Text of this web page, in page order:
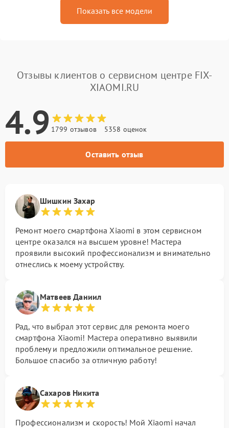
Показать все модели
Отзывы клиентов о сервисном центре FIX-
XIAOMI.RU
4.9 1799 отзывов 5358 оценок
Оставить отзыв
Шишкин Захар
Ремонт моего смартфона Xiaomi в этом сервисном
центре оказался на высшем уровне! Мастера
проявили высокий профессионализм и внимательно
отнеслись к моему устройству.
Матвеев Даниил
Рад, что выбрал этот сервис для ремонта моего
смартфона Xiaomi! Мастера оперативно выявили
проблему и предложили оптимальное решение.
Большое спасибо за отличную работу!
Сахаров Никита
Профессионализм и скорость! Мой Xiaomi начал